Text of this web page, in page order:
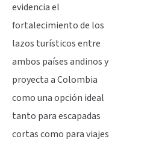
evidencia el
fortalecimiento de los
lazos turísticos entre
ambos países andinos y
proyecta a Colombia
como una opción ideal
tanto para escapadas
cortas como para viajes